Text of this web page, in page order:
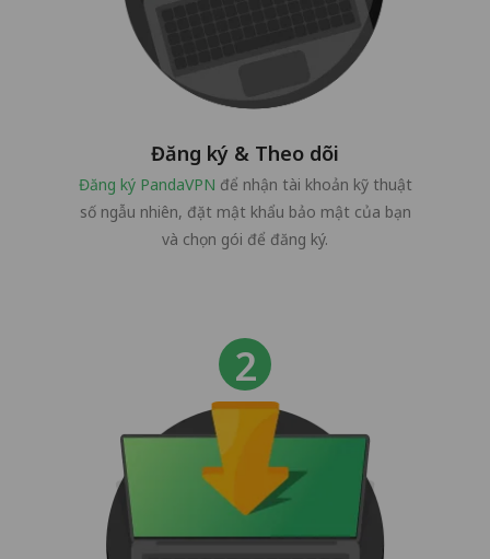
Đăng ký & Theo dõi
Đăng ký PandaVPN để nhận tài khoản kỹ thuật
số ngẫu nhiên, đặt mật khẩu bảo mật của bạn
và chọn gói để đăng ký.